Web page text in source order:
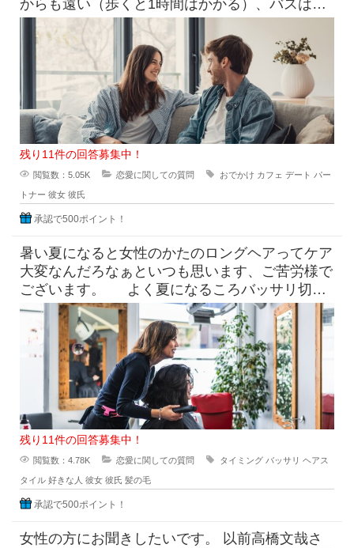
からも遠い（歩くと1時間はかかる）、バスは出
てるけど本数少なめ。 目
残り11件の回答募集中！
閲覧数：5.05K 恋愛に関しての質問 おでかけ カフェ デート パー
トナー 彼女 彼氏
承認で500ポイント！
暑い夏になると女性のかたのロングヘアってケア
大変なんだろなぁといつも思います、ご苦労様で
ございます。 よく夏になるころバッサリ切っ
たらどうなのよって言っ
残り11件の回答募集中！
閲覧数：4.78K 恋愛に関しての質問 タイミング バッサリ ヘアス
タイル 好きな人 彼女 彼氏 髪の毛
承認で500ポイント！
女性の方にお聞きしたいです。 以前高橋文哉さ